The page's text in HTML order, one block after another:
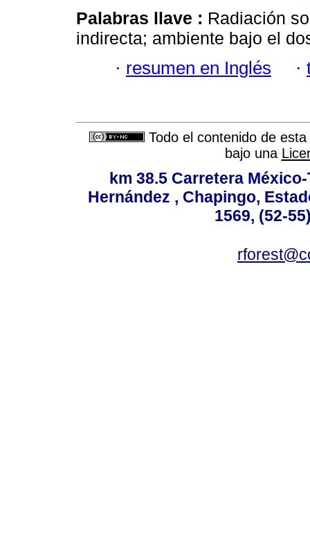
Palabras llave : Radiación
indirecta; ambiente bajo el
· resumen en Inglés ·
Todo el contenido de
bajo una
km 38.5 Carretera
Hernández , Chapingo,
1569, (52-